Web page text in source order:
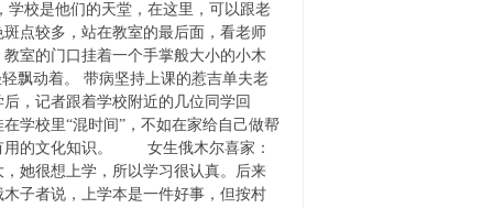
校是他们的天堂，在这里，可以跟老
点较多，站在教室的最后面，看老师
室的门口挂着一个手掌般大小的小木
飘动着。 带病坚持上课的惹吉单夫老
记者跟着学校附近的几位同学回
学校里“混时间”，不如在家给自己做帮
用的文化知识。 女生俄木尔喜家：
她很想上学，所以学习很认真。后来
子者说，上学本是一件好事，但按村